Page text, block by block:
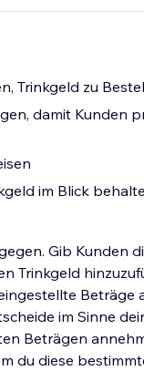
Trinkgeld zu
damit Kunden
im Blick
Gib Kunden
Trinkgeld
Beträge
im Sinne
Beträgen
du diese